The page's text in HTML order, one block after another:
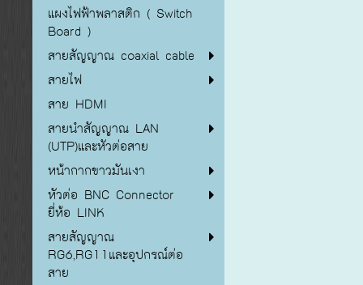
แผงไฟฟ้าพลาสติก ( Switch
Board )
สายสัญญาณ coaxial cable
สายไฟ
สาย HDMI
สายนำสัญญาณ LAN
(UTP)และหัวต่อสาย
หน้ากากขาวมันเงา
หัวต่อ BNC Connector
ยี่ห้อ LINK
สายสัญญาณ
RG6,RG11และอุปกรณ์ต่อ
สาย